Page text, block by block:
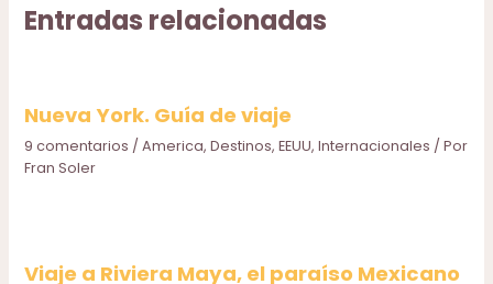
Entradas relacionadas
Nueva York. Guía de viaje
9 comentarios /America,Destinos,EEUU,Internacionales / Por
Fran Soler
Viaje a Riviera Maya, el paraíso Mexicano